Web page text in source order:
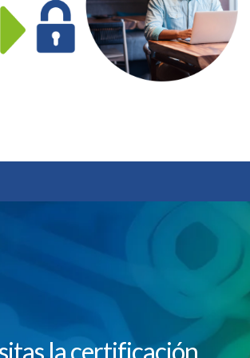
tiene una validez de 3 años y
auditorías de vigilancia cada
la certificación,